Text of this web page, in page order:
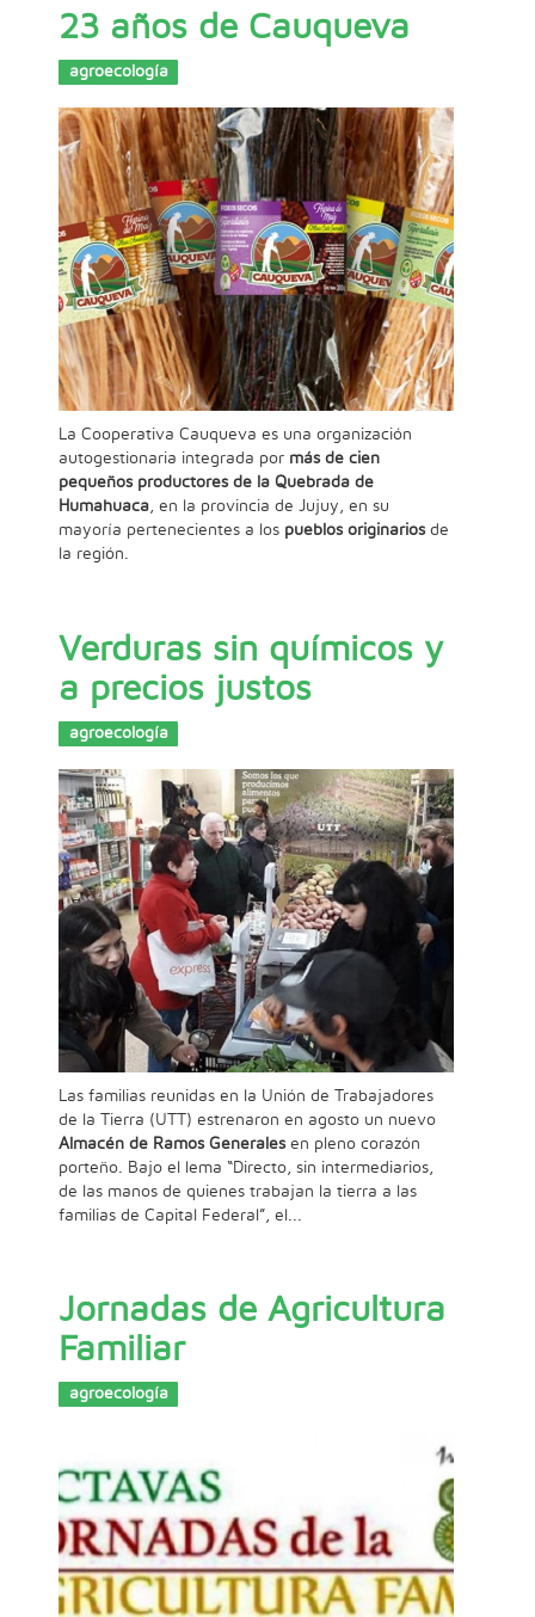
23 años de Cauqueva
agroecología
La Cooperativa Cauqueva es una organización
autogestionaria integrada por más de cien
pequeños productores de la Quebrada de
Humahuaca, en la provincia de Jujuy, en su
mayoría pertenecientes a los pueblos originariosde
la región.
Verduras sin químicos y
a precios justos
agroecología
Las familias reunidas en la Unión de Trabajadores
de la Tierra (UTT) estrenaron en agosto un nuevo
Almacén de Ramos Generalesen pleno corazón
porteño. Bajo el lema “Directo, sin intermediarios,
de las manos de quienes trabajan la tierra a las
familias de Capital Federal”, el...
Jornadas de Agricultura
Familiar
agroecología